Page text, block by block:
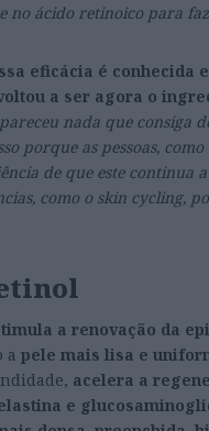
ácido retinoico para
eficácia é conhecida
a ser agora o
nada que consiga
porque as pessoas,
de que este continua
como o skin cycling,
a renovação da
a pele mais lisa e
acelera a
e